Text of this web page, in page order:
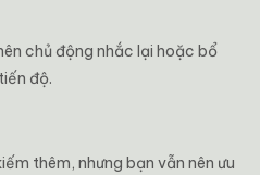
chủ động nhắc lại hoặc bổ
độ.
thêm, nhưng bạn vẫn nên ưu